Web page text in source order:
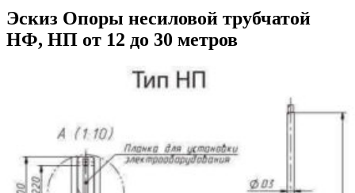
Эскиз Опоры несиловой трубчатой
НФ, НП от 12 до 30 метров